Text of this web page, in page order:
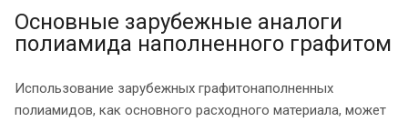
Основные зарубежные аналоги
полиамида наполненного графитом
Использование зарубежных графитонаполненных
полиамидов, как основного расходного материала, может